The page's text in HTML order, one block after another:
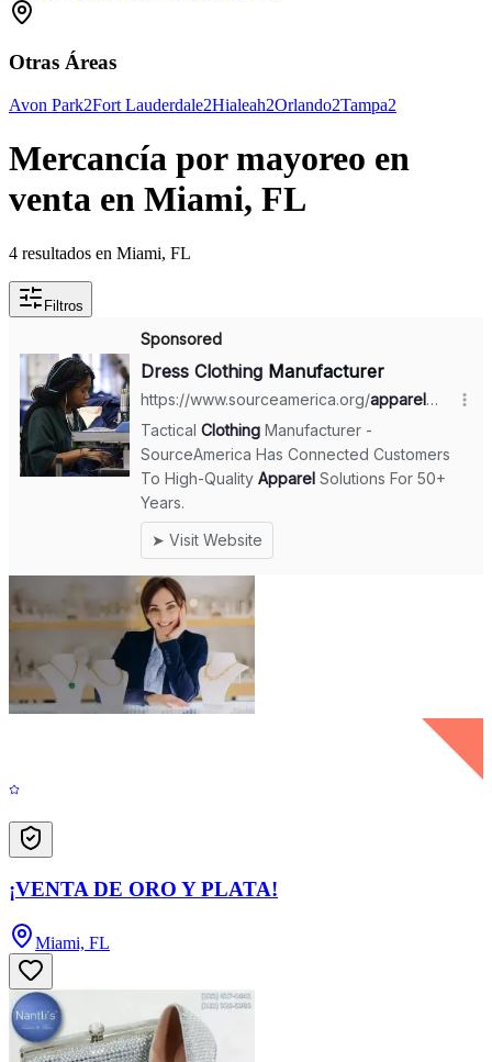
Otras Áreas
Avon Park2Fort Lauderdale2Hialeah2Orlando2Tampa2
Mercancía por mayoreo en
venta en Miami, FL
4 resultados en Miami, FL
Filtros
¡VENTA DE ORO Y PLATA!
Miami, FL